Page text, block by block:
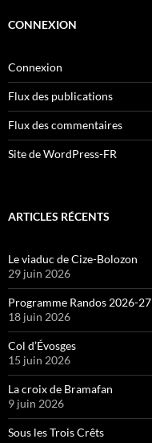
CONNEXION
Connexion
Flux des publications
Flux des commentaires
Site de WordPress-FR
ARTICLES RÉCENTS
Le viaduc de Cize-Bolozon
29 juin 2026
Programme Randos 2026-27
18 juin 2026
Col d’Évosges
15 juin 2026
La croix de Bramafan
9 juin 2026
Sous les Trois Crêts